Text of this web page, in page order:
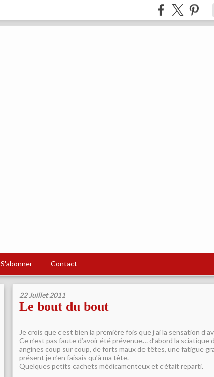
S'abonner Contact
22 Juillet 2011
Le bout du bout
Je crois que c’est bien la première fois que j’ai la sensation
Ce n’est pas faute d’avoir été prévenue… d’abord la sciatique
angines coup sur coup, de forts maux de têtes, une fatigue
présent je n’en faisais qu’à ma tête.
Quelques petits cachets médicamenteux et c’était reparti.